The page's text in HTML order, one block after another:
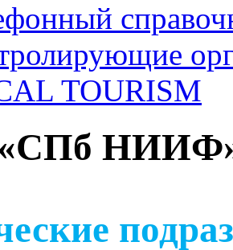
TOURISM
НИИФ»